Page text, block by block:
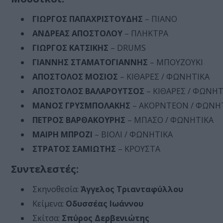
ΓΙΩΡΓΟΣ ΠΑΠΑΧΡΙΣΤΟΥΔΗΣ – ΠΙΑΝΟ
ΑΝΔΡΕΑΣ ΑΠΟΣΤΟΛΟΥ – ΠΛΗΚΤΡΑ
ΓΙΩΡΓΟΣ ΚΑΤΣΙΚΗΣ – DRUMS
ΓΙΑΝΝΗΣ ΣΤΑΜΑΤΟΓΙΑΝΝΗΣ – ΜΠΟΥΖΟΥΚΙ
ΑΠΟΣΤΟΛΟΣ ΜΟΣΙΟΣ – ΚΙΘΑΡΕΣ / ΦΩΝΗΤΙΚΑ
ΑΠΟΣΤΟΛΟΣ ΒΑΛΑΡΟΥΤΣΟΣ – ΚΙΘΑΡΕΣ /
ΜΑΝΟΣ ΓΡΥΣΜΠΟΛΑΚΗΣ – ΑΚΟΡΝΤΕΟΝ /
ΠΕΤΡΟΣ ΒΑΡΘΑΚΟΥΡΗΣ – ΜΠΑΣΟ / ΦΩΝΗΤΙΚΑ
ΜΑΙΡΗ ΜΠΡΟΖΙ – ΒΙΟΛΙ / ΦΩΝΗΤΙΚΑ
ΣΤΡΑΤΟΣ ΣΑΜΙΩΤΗΣ – ΚΡΟΥΣΤΑ
Συντελεστές:
Σκηνοθεσία: Άγγελος Τριανταφύλλου
Κείμενα: Οδυσσέας Ιωάννου
Σκίτσα: Σπύρος Δερβενιώτης